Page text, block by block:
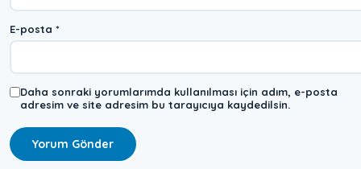
E-posta *
Daha sonraki yorumlarımda kullanılması için adım, e-posta
adresim ve site adresim bu tarayıcıya kaydedilsin.